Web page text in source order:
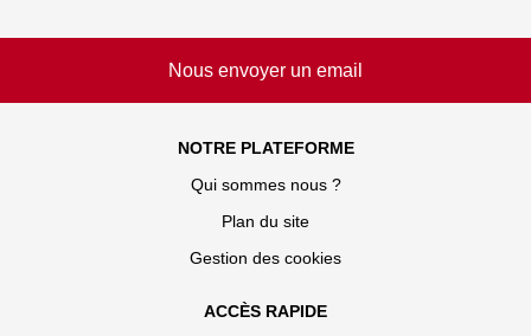
Nous envoyer un email
NOTRE PLATEFORME
Qui sommes nous ?
Plan du site
Gestion des cookies
ACCÈS RAPIDE